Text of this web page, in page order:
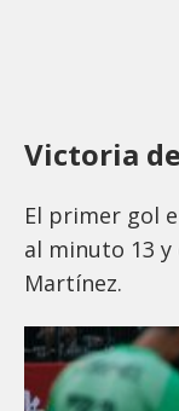
Victoria
El primer gol
al minuto 13
Martínez.